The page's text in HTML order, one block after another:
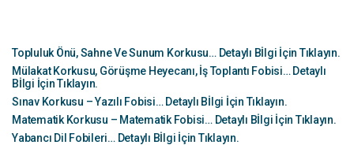
Topluluk Önü, Sahne Ve Sunum Korkusu… Detaylı Bİlgi İçin Tıklayın.
Mülakat Korkusu, Görüşme Heyecanı, İş Toplantı Fobisi… Detaylı
Bİlgi İçin Tıklayın.
Sınav Korkusu – Yazılı Fobisi… Detaylı Bİlgi İçin Tıklayın.
Matematik Korkusu – Matematik Fobisi… Detaylı Bİlgi İçin Tıklayın.
Yabancı Dil Fobileri… Detaylı Bİlgi İçin Tıklayın.